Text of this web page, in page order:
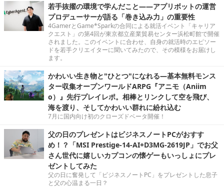
若手抜擢の環境で学んだこと――アプリボットの運営
プロデューサーが語る「巻き込み力」の重要性
4GamerとGame*Sparkの合同による就活イベント「キャリア
クエスト」の第4回が東京都立産業貿易センター浜松町館で開催
されました。このイベントに合わせ、自身の就活時のエピソー
ドを若手クリエイターに聞いてみたので、その模様をお届けし
ます。
かわいい生き物と"ひとつ"になれる―基本無料モンス
ター収集オープンワールドARPG『アニモ（Aniim
o）』先行プレイレポ。相棒とリンクして空を飛び、
海を渡り、そしてかわいい群れに紛れ込む
7月に国内向け初のクローズドベータ開催！
父の日のプレゼントはビジネスノートPCがおすす
め！？「MSI Prestige-14-AI+D3MG-2619JP」でお父
さん世代に嬉しいカプコンの懐ゲーもいっしょにプレ
ゼントしてみた
父の日に奮発して「ビジネスノートPC」をプレゼントした息子
と父の心温まる一日？